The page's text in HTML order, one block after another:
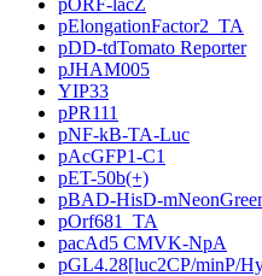
pElongationFactor2_TA
pDD-tdTomato Reporter
pJHAM005
YIP33
pPR111
pNF-kB-TA-Luc
pAcGFP1-C1
pET-50b(+)
pBAD-HisD-
pOrf681_TA
pacAd5 CMVK-NpA
pGL4.28[luc2CP/minP/